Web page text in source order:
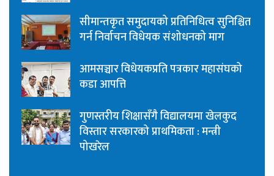
सीमान्तकृत समुदायको प्रतिनिधित्व सुनिश्चित
गर्न निर्वाचन विधेयक संशोधनको माग
आमसञ्चार विधेयकप्रति पत्रकार महासंघको
कडा आपत्ति
गुणस्तरीय शिक्षासँगै विद्यालयमा खेलकुद
विस्तार सरकारको प्राथमिकता : मन्त्री
पोखरेल